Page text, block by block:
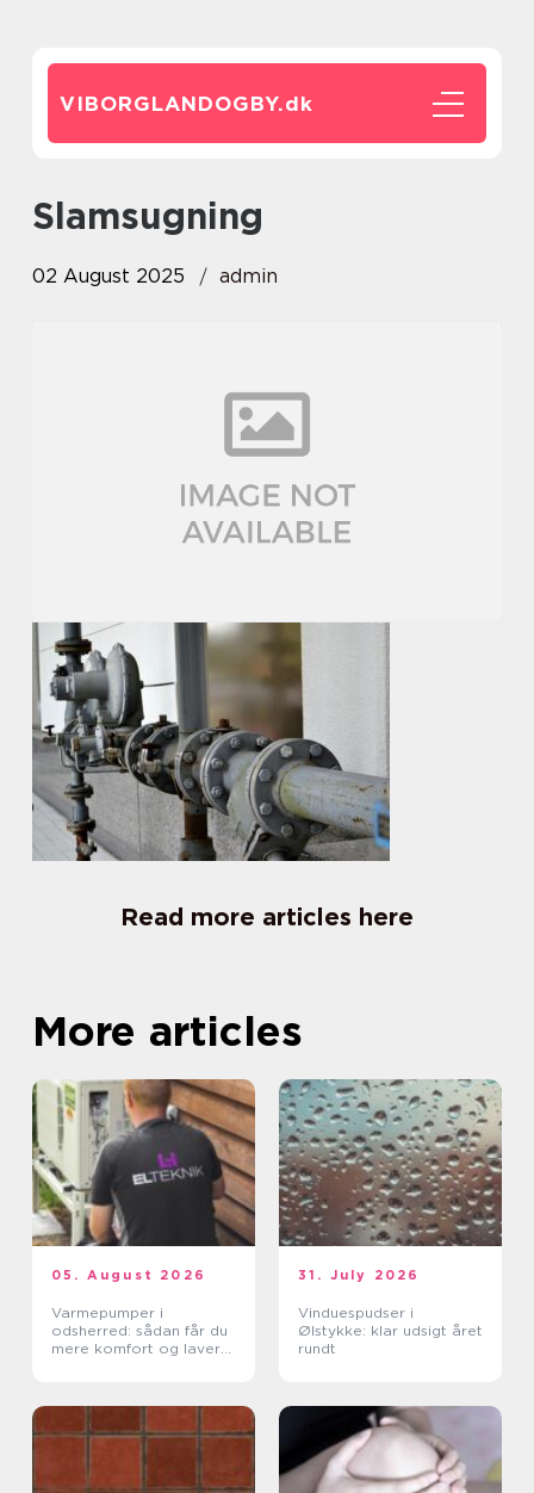
VIBORGLANDOGBY.dk
slamsugning
02 August 2025 admin
Read more articles here
More articles
05. August 2026
Varmepumper i
odsherred: sådan får du
mere komfort og lavere
31. July 2026
Vinduespudser i
Ølstykke: klar udsigt året
rundt